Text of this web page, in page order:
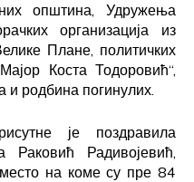
општина, Удружења
организација из
Плане, политичких
Коста Тодоровић“,
и родбина погинулих.
је поздравила
Раковић Радивојевић,
на коме су пре 84